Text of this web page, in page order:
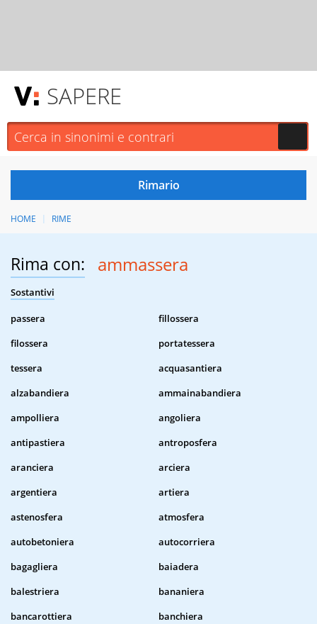
SAPERE
HOME RIME
Rima con: ammassera
Sostantivi
passera
fillossera
filossera
portatessera
tessera
acquasantiera
alzabandiera
ammainabandiera
ampolliera
angoliera
antipastiera
antroposfera
aranciera
arciera
argentiera
artiera
astenosfera
atmosfera
autobetoniera
autocorriera
bagagliera
baiadera
balestriera
bananiera
bancarottiera
banchiera